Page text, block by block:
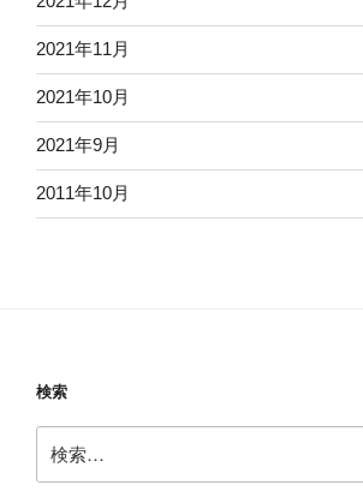
2021年11月
2021年10月
2021年9月
2011年10月
検索
索: